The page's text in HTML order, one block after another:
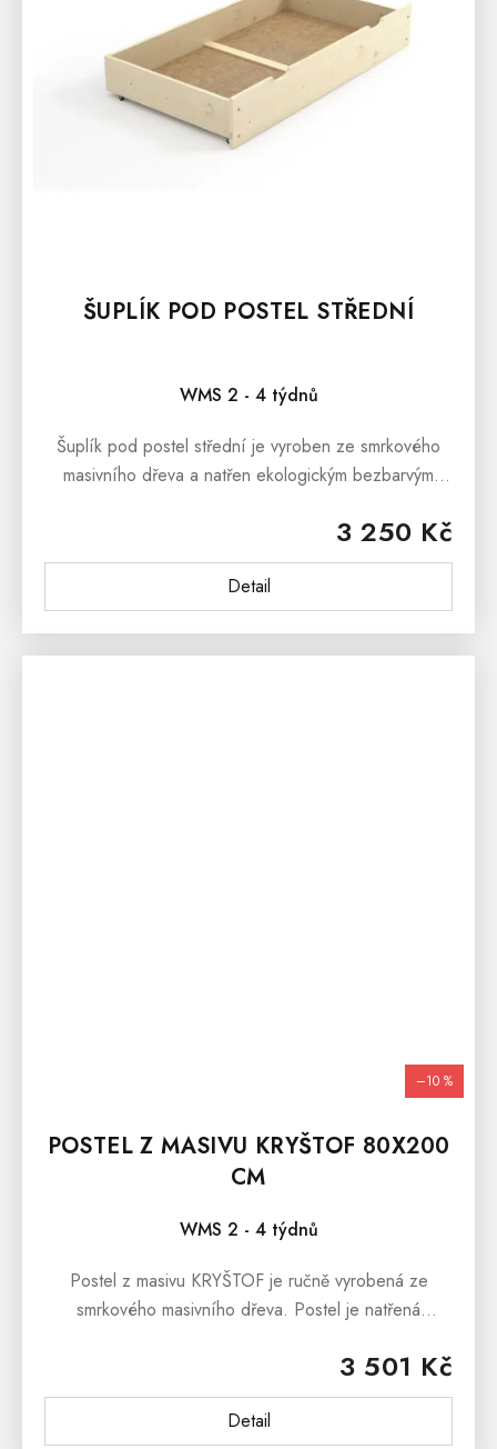
ŠUPLÍK POD POSTEL STŘEDNÍ
WMS 2 - 4 týdnů
3 250 Kč
Detail
Šuplík pod postel střední je vyroben ze smrkového
masivního dřeva a natřen ekologickým bezbarvým
–10 %
POSTEL Z MASIVU KRYŠTOF 80X200
CM
WMS 2 - 4 týdnů
3 501 Kč
Detail
Postel z masivu KRYŠTOF je ručně vyrobená ze
smrkového masivního dřeva. Postel je natřená
masivu KRYŠTOF je ošetřena...